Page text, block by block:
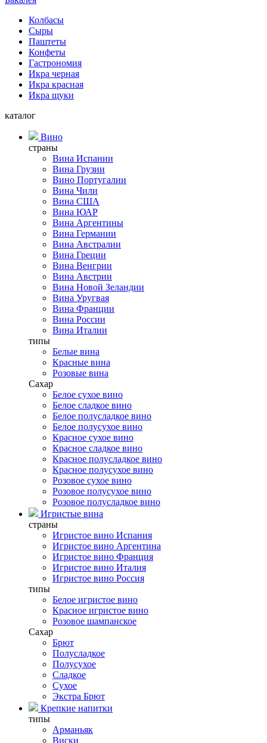
Колбасы
Сыры
Паштеты
Конфеты
Гастрономия
Икра черная
Икра красная
Икра щуки
каталог
Вино
страны
Вина Испании
Вина Грузии
Вино Португалии
Вина Чили
Вина США
Вина ЮАР
Вина Аргентины
Вина Германии
Вина Австралии
Вина Греции
Вина Венгрии
Вина Австрии
Вина Новой Зеландии
Вина Уругвая
Вина Франции
Вина России
Вина Италии
типы
Белые вина
Красные вина
Розовые вина
Сахар
Белое сухое вино
Белое сладкое вино
Белое полусладкое вино
Белое полусухое вино
Красное сухое вино
Красное сладкое вино
Красное полусладкое вино
Красное полусухое вино
Розовое сухое вино
Розовое полусухое вино
Розовое полусладкое вино
Игристые вина
страны
Игристое вино Испания
Игристое вино Аргентина
Игристое вино Франция
Игристое вино Италия
Игристое вино Россия
типы
Белое игристое вино
Красное игристое вино
Розовое шампанское
Сахар
Брют
Полусладкое
Полусухое
Сладкое
Сухое
Экстра Брют
Крепкие напитки
типы
Арманьяк
Виски